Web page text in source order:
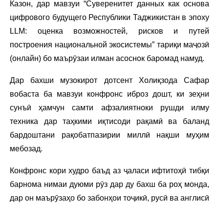
Казон, дар мавзуи “Суверенитет данных как основа
цифрового будущего Республики Таджикистан в эпоху
LLM: оценка возможностей, рисков и путей
построения национальной экосистемы” тариқи маҷозӣ
(онлайн) бо маърӯзаи илман асоснок баромад намуд.
Дар бахши музокирот дотсент Холиқзода Сафар
вобаста ба мавзуи конфронс иброз дошт, ки зеҳни
сунъӣ ҳамчун самти афзалиятноки рушди илму
техника дар таҳкими иқтисоди рақамӣ ва баланд
бардоштани рақобатпазирии миллӣ нақши муҳим
мебозад.
Конфронс кори худро баъд аз ҷаласи ифтитоҳӣ тибқи
барнома нимаи дуюми рӯз дар ду бахш ба роҳ монда,
дар он маърӯзаҳо бо забонҳои тоҷикӣ, русӣ ва англисӣ